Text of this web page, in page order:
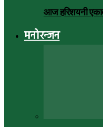
आज हरिशयनी
मनोरन्जन